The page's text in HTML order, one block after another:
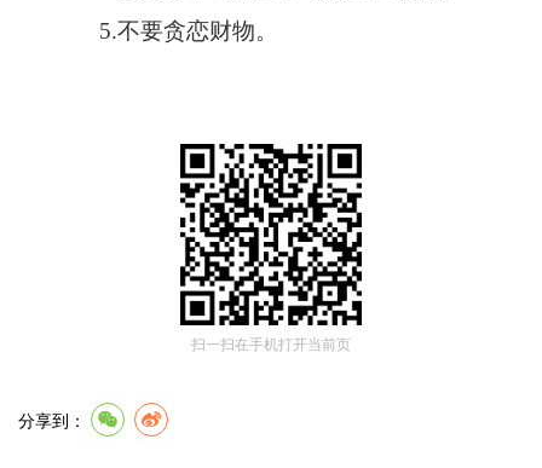
5.不要贪恋财物。
扫一扫在手机打开当前页
分享到：